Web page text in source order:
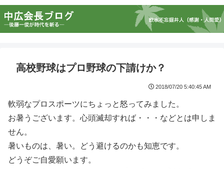
高校野球はプロ野球の下請けか？
2018/07/20 5:40:45 AM
軟弱なプロスポーツにちょっと怒ってみました。
お暑うございます。心頭滅却すれば・・・などとは申しま
せん。
暑いものは、暑い。どう避けるのかも知恵です。
どうぞご自愛願います。